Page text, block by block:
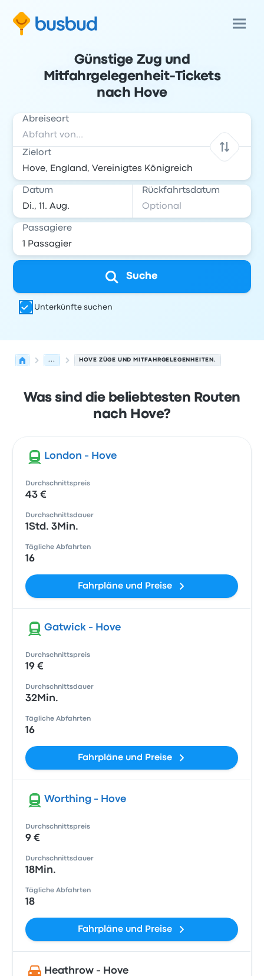
Günstige Zug und
Mitfahrgelegenheit-Tickets
nach Hove
Abreiseort
Zielort
Datum Rückfahrtsdatum
Passagiere
Suche
Unterkünfte suchen
... HOVE ZÜGE UND MITFAHRGELEGENHEITEN.
Was sind die beliebtesten Routen
nach Hove?
London - Hove
Durchschnittspreis
43 €
Durchschnittsdauer
1Std. 3Min.
Tägliche Abfahrten
16
Fahrpläne und Preise
Gatwick - Hove
Durchschnittspreis
19 €
Durchschnittsdauer
32Min.
Tägliche Abfahrten
16
Fahrpläne und Preise
Worthing - Hove
Durchschnittspreis
9 €
Durchschnittsdauer
18Min.
Tägliche Abfahrten
18
Fahrpläne und Preise
Heathrow - Hove